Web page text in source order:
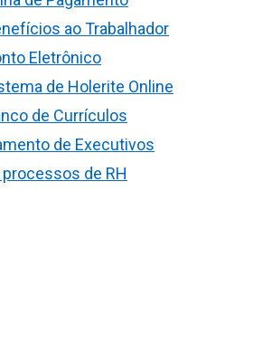
ao Trabalhador
Eletrônico
de Holerite Online
de Currículos
de Executivos
processos de RH